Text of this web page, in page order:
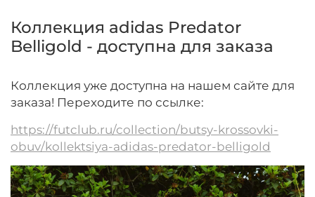
Коллекция adidas Predator
Belligold - доступна для заказа
Коллекция уже доступна на нашем сайте для
заказа! Переходите по ссылке:
https://futclub.ru/collection/butsy-krossovki-
obuv/kollektsiya-adidas-predator-belligold